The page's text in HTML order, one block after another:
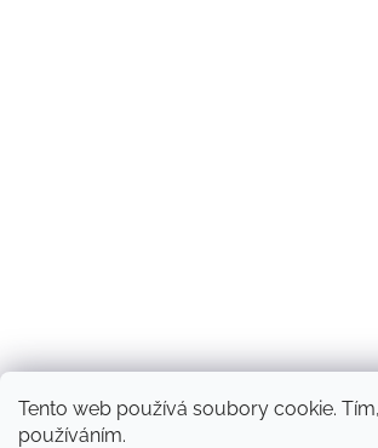
Tento web používá soubory cookie.
používáním.